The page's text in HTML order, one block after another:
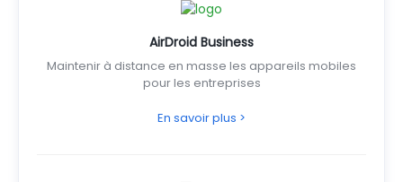
AirDroid Business
Maintenir à distance en masse les appareils mobiles
pour les entreprises
En savoir plus >